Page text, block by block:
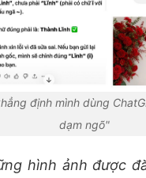
định mình dùng
dạm ngõ"
hình ảnh được